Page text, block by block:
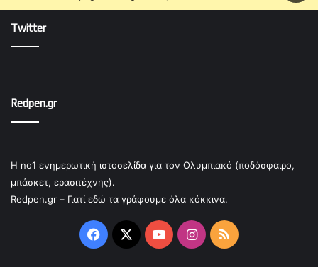
Twitter
Redpen.gr
Η no1 ενημερωτική ιστοσελίδα για τον Ολυμπιακό (ποδόσφαιρο,
μπάσκετ, ερασιτέχνης).
Redpen.gr – Γιατί εδώ τα γράφουμε όλα κόκκινα.
Facebook
X YouTubeInstagram
RSS